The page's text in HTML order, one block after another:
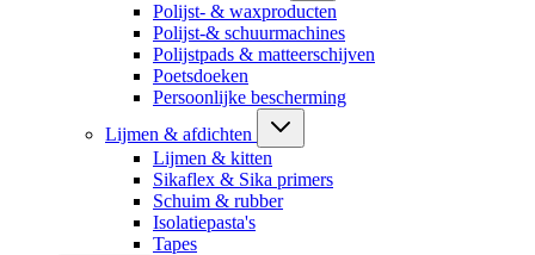
Polijst- & waxproducten
Polijst-& schuurmachines
Polijstpads & matteerschijven
Poetsdoeken
Persoonlijke bescherming
Lijmen & afdichten
Lijmen & kitten
Sikaflex & Sika primers
Schuim & rubber
Isolatiepasta's
Tapes